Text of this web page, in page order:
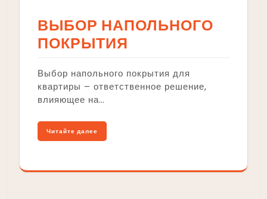
ВЫБОР НАПОЛЬНОГО
ПОКРЫТИЯ
Выбор напольного покрытия для
квартиры – ответственное решение,
влияющее на…
Читайте далее